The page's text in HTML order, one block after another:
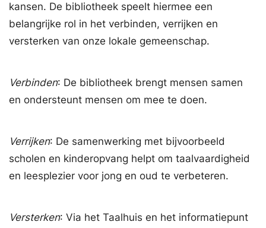
kansen. De bibliotheek speelt hiermee een
belangrijke rol in het verbinden, verrijken en
versterken van onze lokale gemeenschap.
Verbinden: De bibliotheek brengt mensen samen
en ondersteunt mensen om mee te doen.
Verrijken: De samenwerking met bijvoorbeeld
scholen en kinderopvang helpt om taalvaardigheid
en leesplezier voor jong en oud te verbeteren.
Versterken: Via het Taalhuis en het informatiepunt